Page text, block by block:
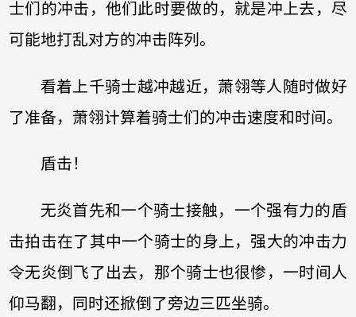
士们的冲击，他们此时要做的，就是冲上去，尽
可能地打乱对方的冲击阵列。
看着上千骑士越冲越近，萧翎等人随时做好
了准备，萧翎计算着骑士们的冲击速度和时间。
盾击！
无炎首先和一个骑士接触，一个强有力的盾
击拍击在了其中一个骑士的身上，强大的冲击力
令无炎倒飞了出去，那个骑士也很惨，一时间人
仰马翻，同时还掀倒了旁边三匹坐骑。